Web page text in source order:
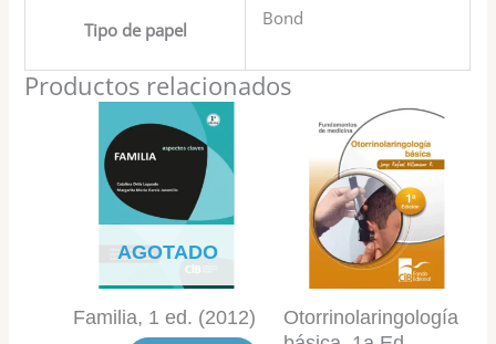
Tipo de papel
Bond
Productos relacionados
AGOTADO
Familia, 1 ed. (2012)
Otorrinolaringología